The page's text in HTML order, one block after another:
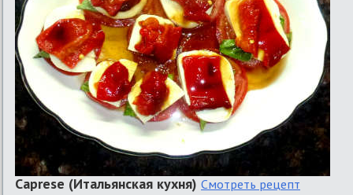
Caprese (Итальянская кухня) Смотреть рецепт